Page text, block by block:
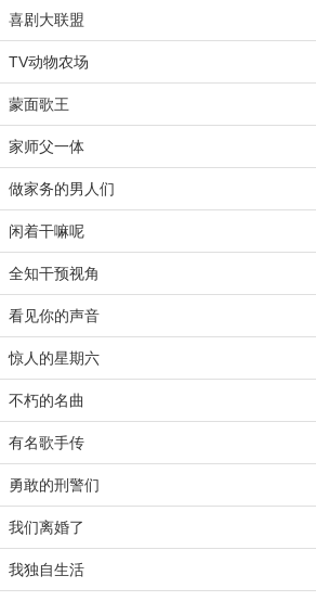
喜剧大联盟
TV动物农场
蒙面歌王
家师父一体
做家务的男人们
闲着干嘛呢
全知干预视角
看见你的声音
惊人的星期六
不朽的名曲
有名歌手传
勇敢的刑警们
我们离婚了
我独自生活